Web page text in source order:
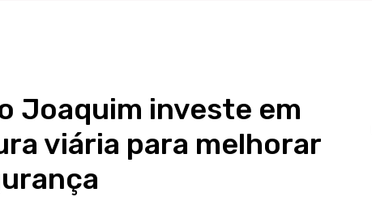
Joaquim investe em
viária para melhorar